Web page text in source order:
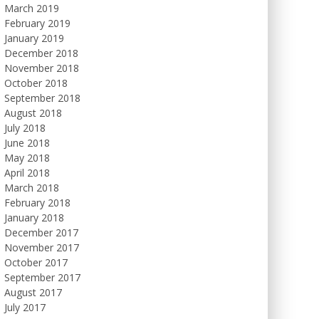
March 2019
February 2019
January 2019
December 2018
November 2018
October 2018
September 2018
August 2018
July 2018
June 2018
May 2018
April 2018
March 2018
February 2018
January 2018
December 2017
November 2017
October 2017
September 2017
August 2017
July 2017